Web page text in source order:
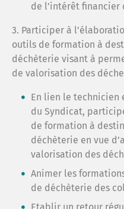
de l’intérêt financier
3. Participer à
outils de formation à
déchèterie visant à
de valorisation des
En lien le technicien
du Syndicat,
de formation à
déchèterie en vue
valorisation des
Animer les
de déchèterie des